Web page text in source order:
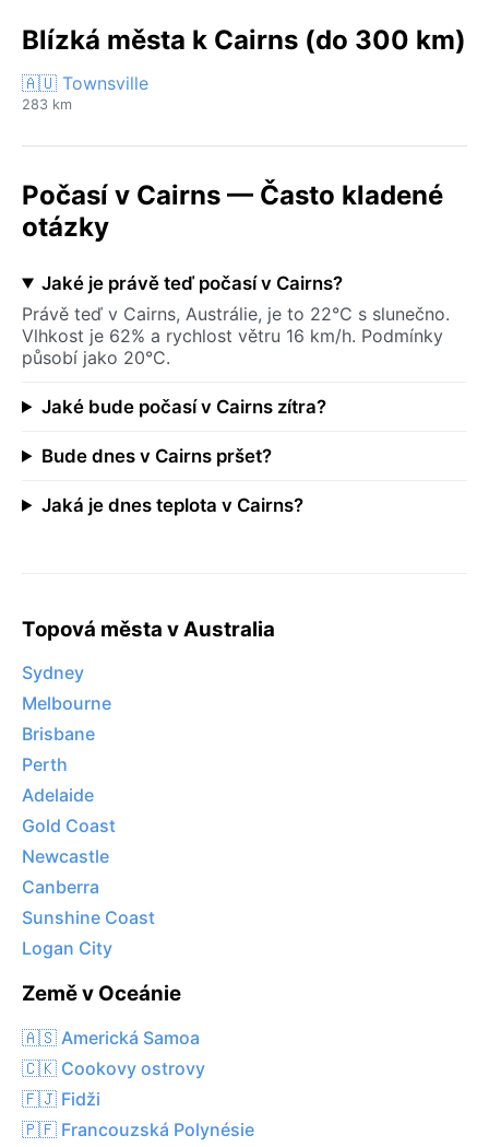
Blízká města k Cairns (do 300 km)
🇦🇺 Townsville
283 km
Počasí v Cairns — Často kladené
otázky
Jaké je právě teď počasí v Cairns?
Právě teď v Cairns, Austrálie, je to 22°C s slunečno.
Vlhkost je 62% a rychlost větru 16 km/h. Podmínky
působí jako 20°C.
Jaké bude počasí v Cairns zítra?
Bude dnes v Cairns pršet?
Jaká je dnes teplota v Cairns?
Topová města v Australia
Sydney
Melbourne
Brisbane
Perth
Adelaide
Gold Coast
Newcastle
Canberra
Sunshine Coast
Logan City
Země v Oceánie
🇦🇸 Americká Samoa
🇨🇰 Cookovy ostrovy
🇫🇯 Fidži
🇵🇫 Francouzská Polynésie